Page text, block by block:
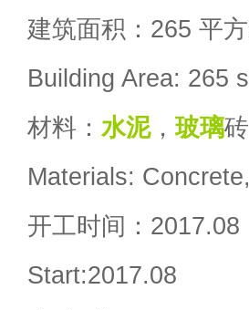
建筑面积：265 平
Building Area: 265
材料：水泥，玻璃
Materials:
开工时间：2017.08
Start:2017.08